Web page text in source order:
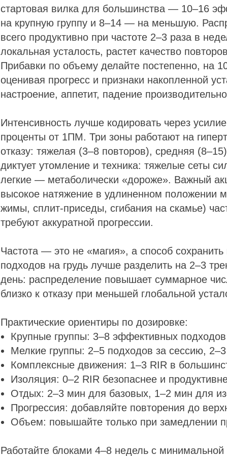
стартовая вилка для большинства — 10–16
на крупную группу и 8–14 — на меньшую.
всего продуктивно при частоте 2–3 раза в
локальная усталость, растет качество
Прибавки по объему делайте постепенно, на
оценивая прогресс и признаки накопленной
настроение, аппетит, падение
Интенсивность лучше кодировать через
проценты от 1ПМ. Три зоны работают на
отказу: тяжелая (3–8 повторов), средняя
диктует утомление и техника: тяжелые сеты
легкие — метаболически «дороже». Важный
высокое натяжение в удлиненном
жимы, сплит-приседы, сгибания на скамье)
требуют аккуратной прогрессии.
Частота — это не «магия», а способ
подходов на грудь лучше разделить на 2–3
день: распределение повышает суммарное
близко к отказу при меньшей глобальной
Практические ориентиры по дозировке:
Крупные группы: 3–8 эффективных
Мелкие группы: 2–5 подходов за сессию,
Комплексные движения: 1–3 RIR в
Изоляция: 0–2 RIR безопаснее и
Отдых: 2–3 мин для базовых, 1–2 мин для
Прогрессия: добавляйте повторения до
Объем: повышайте только при замедлении
Работайте блоками 4–8 недель с